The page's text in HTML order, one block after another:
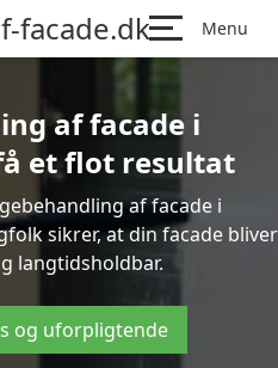
facade.dk Menu
af facade i
et flot resultat
af facade i
sikrer, at din facade bliver
langtidsholdbar.
og uforpligtende